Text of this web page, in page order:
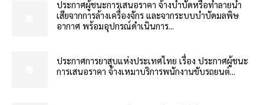
ประกาศผู้ชนะการเสนอราคา จ้างบำบัดหรือทำลายน้ำ
เสียจากการล้างเครื่องจักร และจากระบบบำบัดมลพิษ
อากาศ พร้อมอุปกรณ์ดำเนินการ...
ประกาศการยาสูบแห่งประเทศไทย เรื่อง ประกาศผู้ชนะ
การเสนอราคา จ้างเหมาบริการพนักงานขับรถยนต์...